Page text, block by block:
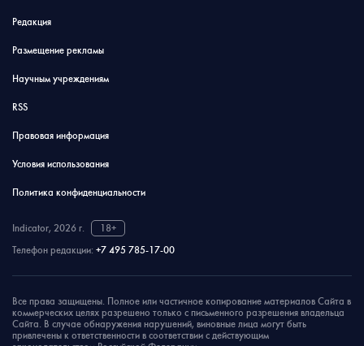
Редакция
Размещение рекламы
Научным учреждениям
RSS
Правовая информация
Условия использования
Политика конфиденциальности
Indicator, 2026 г.
18+
Телефон редакции: +7 495 785-17-00
Все права защищены. Полное или частичное копирование материалов Сайта в
коммерческих целях разрешено только с письменного разрешения владельца
Сайта. В случае обнаружения нарушений, виновные лица могут быть
привлечены к ответственности в соответствии с действующим